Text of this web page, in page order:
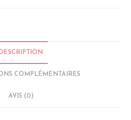
DESCRIPTION
COMPLÉMENTAIRES
AVIS (0)